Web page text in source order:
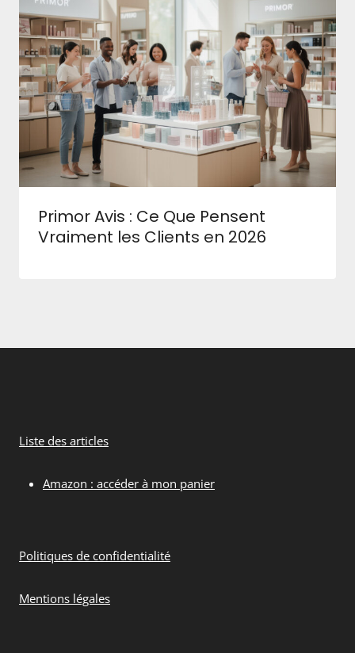
Primor Avis : Ce Que Pensent
Vraiment les Clients en 2026
Liste des articles
Amazon : accéder à mon panier
Politiques de confidentialité
Mentions légales